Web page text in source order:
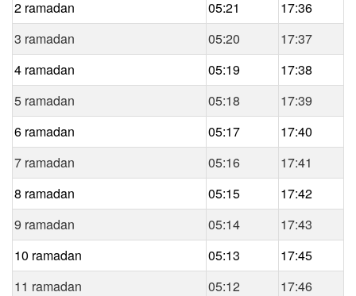
2 ramadan 05:21
17:36
3 ramadan
05:20
17:37
4 ramadan
05:19
17:38
5 ramadan
05:18
17:39
6 ramadan
05:17
17:40
7 ramadan
05:16
17:41
8 ramadan
05:15
17:42
9 ramadan
05:14
17:43
10 ramadan
05:13
17:45
11 ramadan
05:12
17:46